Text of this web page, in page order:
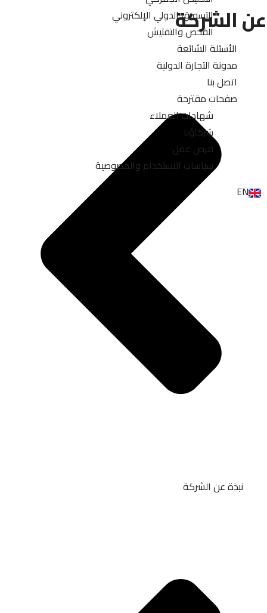
التسويق الدولي الإلكتروني
الفحص والتفتيش
الأسئلة الشائعة
مدونة التجارة الدولية
اتصل بنا
صفحات مقترحة
شهادات العملاء
شركاؤنا
فرص عمل
سياسات الاستخدام والخصوصية
EN
عن الشركة
نبذة عن الشركة